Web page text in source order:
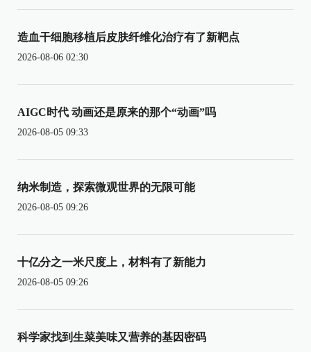
造血干细胞移植后皮肤纤维化治疗有了新靶点
2026-08-06 02:30
AIGC时代 动画还是原来的那个“动画”吗
2026-08-05 09:33
纳米制造，探索微观世界的无限可能
2026-08-05 09:26
十亿分之一米尺度上，材料有了新能力
2026-08-05 09:26
科学家找到生菜美味又营养的基因密码